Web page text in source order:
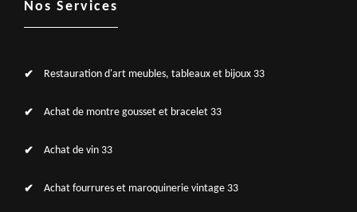
Nos Services
Restauration d'art meubles, tableaux et bijoux 33
Achat de montre gousset et bracelet 33
Achat de vin 33
Achat fourrures et maroquinerie vintage 33